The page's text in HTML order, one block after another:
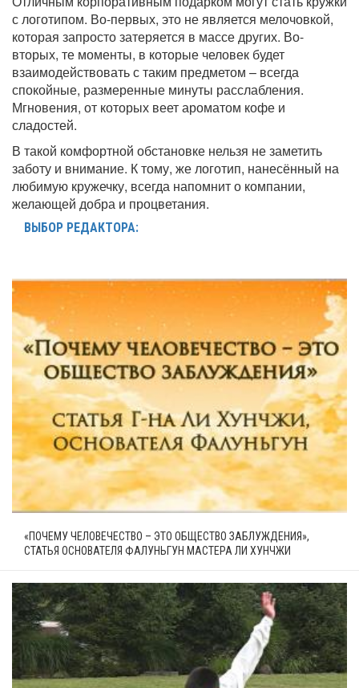
с логотипом. Во-первых, это не является мелочовкой,
которая запросто затеряется в массе других. Во-
вторых, те моменты, в которые человек будет
взаимодействовать с таким предметом – всегда
спокойные, размеренные минуты расслабления.
Мгновения, от которых веет ароматом кофе и
сладостей.
В такой комфортной обстановке нельзя не заметить
заботу и внимание. К тому, же логотип, нанесённый на
любимую кружечку, всегда напомнит о компании,
желающей добра и процветания.
ВЫБОР РЕДАКТОРА:
«ПОЧЕМУ ЧЕЛОВЕЧЕСТВО – ЭТО ОБЩЕСТВО ЗАБЛУЖДЕНИЯ»,
СТАТЬЯ ОСНОВАТЕЛЯ ФАЛУНЬГУН МАСТЕРА ЛИ ХУНЧЖИ